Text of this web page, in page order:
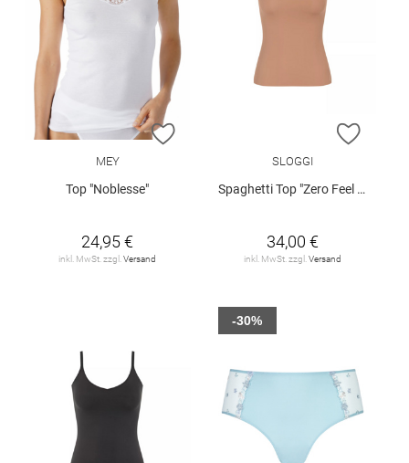
ZUR WUNSCHLISTE HINZUFÜGEN
MEY
Top "Noblesse"
24,95 €
inkl. MwSt. zzgl. Versand
ZUR
SLOGGI
Spaghetti Top "Zero Feel 2.0"
34,00 €
inkl. MwSt. zzgl. Versand
-30%